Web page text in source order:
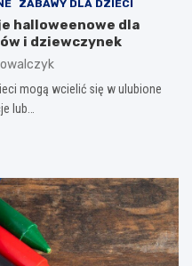
ZABAWY DLA DZIECI
halloweenowe dla
i dziewczynek
mogą wcielić się w ulubione
lub…